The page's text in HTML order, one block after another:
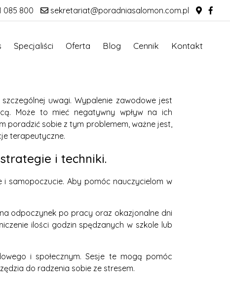
085 800 sekretariat@poradniasalomon.com.pl
Specjaliści Oferta Blog Cennik Kontakt
uwagi. Wypalenie zawodowe jest
Może to mieć negatywny wpływ na ich
poradzić sobie z tym problemem, ważne jest,
terapeutyczne.
i techniki.
samopoczucie. Aby pomóc nauczycielom w
odpoczynek po pracy oraz okazjonalne dni
ilości godzin spędzanych w szkole lub
i społecznym. Sesje te mogą pomóc
do radzenia sobie ze stresem.